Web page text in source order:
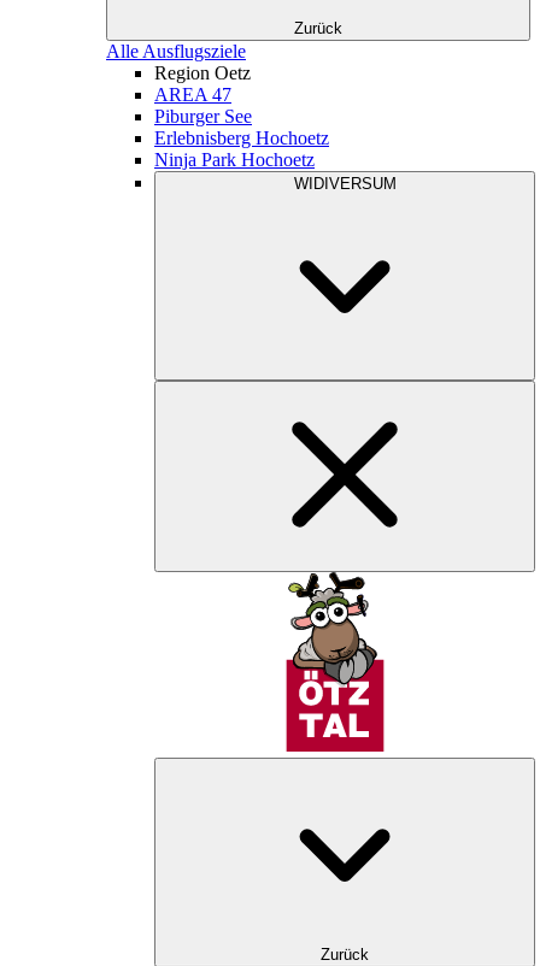
Zurück
Alle Ausflugsziele
Region Oetz
AREA 47
Piburger See
Erlebnisberg Hochoetz
Ninja Park Hochoetz
WIDIVERSUM
Zurück